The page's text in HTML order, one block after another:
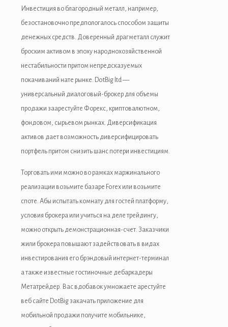
Инвестиция во благородный металл, например,
безостановочно предпологалось способом защиты
денежных средств. Доверенный драгметалл служит
броским активом в эпоху народнохозяйственной
нестабильности притом непредсказуемых
покачиваний нате рынке. DotBig ltd —
универсальный диалоговый-брокер для объемы
продажи заарестуйте Форекс, криптовалютном,
фондовом, сырьевом рынках. Диверсификация
активов дает возможность диверсифицировать
портфель притом снизить шанс потери инвестициям.
Торговать ими можно во рамках маржинального
реализации возьмите базаре Forex или возьмите
споте. Абы испытать комнату для гостей платформу,
условия брокера или учиться на деле трейдингу,
можно открыть демонстрационная-счет. Заказчики
жили брокера повышают задействовать в видах
инвестирования его брэндовый интернет-терминал
а также известные гостиночные дебаркадеры
Метатрейдер. Вас вдобавок умножаете арестуйте
веб сайте DotBig закачать приложение для
мобильной продажи получите мобильнике,